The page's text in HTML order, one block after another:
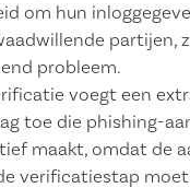
om hun
partijen,
probleem.
voegt een
toe die phishing-
maakt, omdat de
verificatiestap